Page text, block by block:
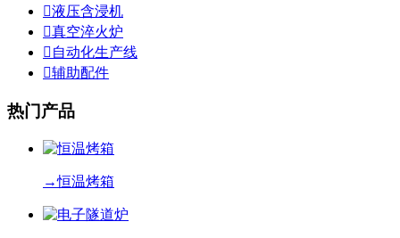
液压含浸机
真空淬火炉
 自动化生产线
辅助配件
热门产品
→恒温烤箱